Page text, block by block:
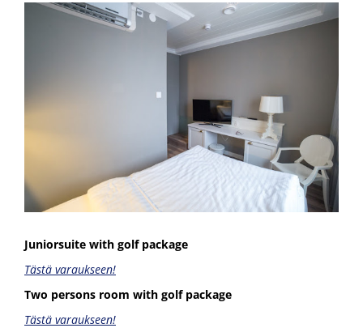
Juniorsuite with golf package
Tästä varaukseen!
Two persons room with golf package
Tästä varaukseen!